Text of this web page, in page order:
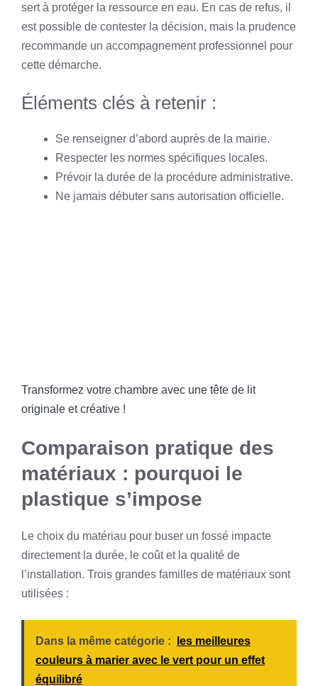
sert à protéger la ressource en eau. En cas de refus, il
est possible de contester la décision, mais la prudence
recommande un accompagnement professionnel pour
cette démarche.
Éléments clés à retenir :
Se renseigner d’abord auprès de la mairie.
Respecter les normes spécifiques locales.
Prévoir la durée de la procédure administrative.
Ne jamais débuter sans autorisation officielle.
Transformez votre chambre avec une tête de lit
originale et créative !
Comparaison pratique des
matériaux : pourquoi le
plastique s’impose
Le choix du matériau pour buser un fossé impacte
directement la durée, le coût et la qualité de
l’installation. Trois grandes familles de matériaux sont
utilisées :
Dans la même catégorie :
les meilleures
couleurs à marier avec le vert pour un effet
équilibré